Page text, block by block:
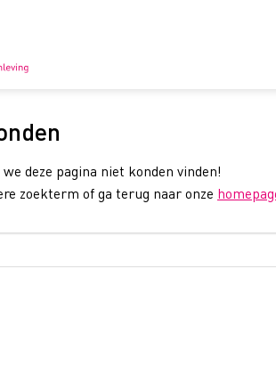
deze pagina niet konden vinden!
zoekterm of ga terug naar onze